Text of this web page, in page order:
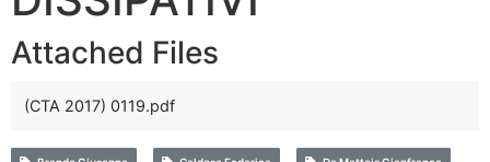
Attached Files
(CTA 2017) 0119.pdf